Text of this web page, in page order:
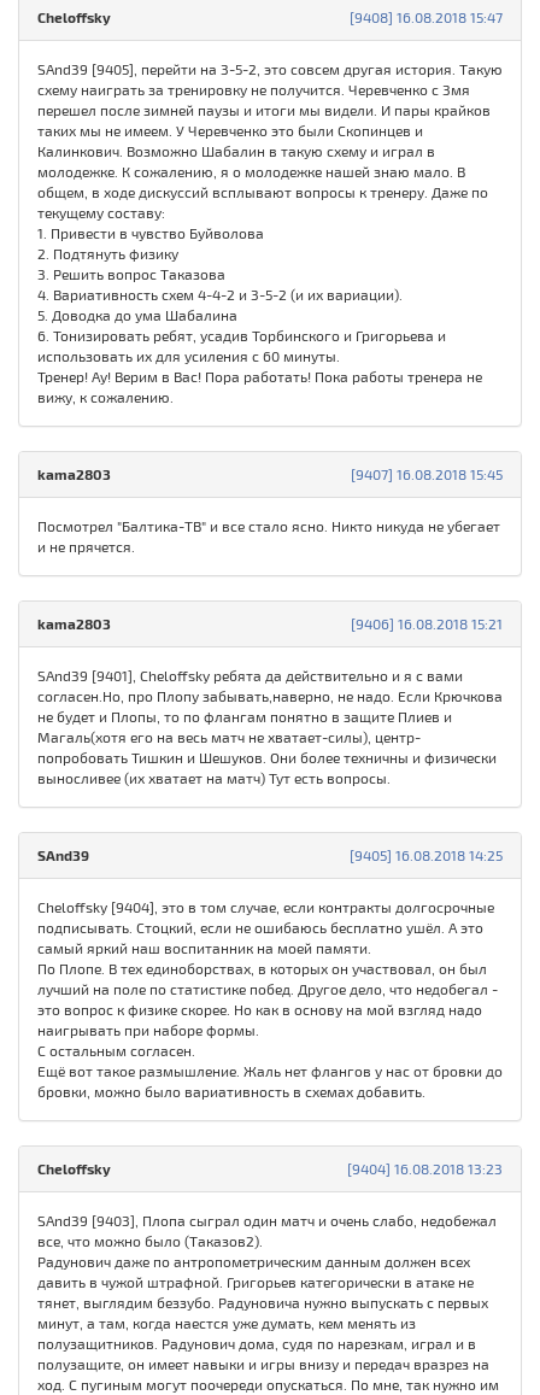
[9408] 16.08.2018 15:47
Cheloffsky
SAnd39 [9405], перейти на 3-5-2, это совсем другая история. Такую
схему наиграть за тренировку не получится. Черевченко с 3мя
перешел после зимней паузы и итоги мы видели. И пары крайков
таких мы не имеем. У Черевченко это были Скопинцев и
Калинкович. Возможно Шабалин в такую схему и играл в
молодежке. К сожалению, я о молодежке нашей знаю мало. В
общем, в ходе дискуссий всплывают вопросы к тренеру. Даже по
текущему составу:
1. Привести в чувство Буйволова
2. Подтянуть физику
3. Решить вопрос Таказова
4. Вариативность схем 4-4-2 и 3-5-2 (и их вариации).
5. Доводка до ума Шабалина
6. Тонизировать ребят, усадив Торбинского и Григорьева и
использовать их для усиления с 60 минуты.
Тренер! Ау! Верим в Вас! Пора работать! Пока работы тренера не
вижу, к сожалению.
[9407] 16.08.2018 15:45
kama2803
Посмотрел "Балтика-ТВ" и все стало ясно. Никто никуда не убегает
и не прячется.
[9406] 16.08.2018 15:21
kama2803
SAnd39 [9401], Cheloffsky ребята да действительно и я с вами
согласен.Но, про Плопу забывать,наверно, не надо. Если Крючкова
не будет и Плопы, то по флангам понятно в защите Плиев и
Магаль(хотя его на весь матч не хватает-силы), центр-
попробовать Тишкин и Шешуков. Они более техничны и физически
выносливее (их хватает на матч) Тут есть вопросы.
[9405] 16.08.2018 14:25
SAnd39
Cheloffsky [9404], это в том случае, если контракты долгосрочные
подписывать. Стоцкий, если не ошибаюсь бесплатно ушёл. А это
самый яркий наш воспитанник на моей памяти.
По Плопе. В тех единоборствах, в которых он участвовал, он был
лучший на поле по статистике побед. Другое дело, что недобегал -
это вопрос к физике скорее. Но как в основу на мой взгляд надо
наигрывать при наборе формы.
С остальным согласен.
Ещё вот такое размышление. Жаль нет флангов у нас от бровки до
бровки, можно было вариативность в схемах добавить.
[9404] 16.08.2018 13:23
Cheloffsky
SAnd39 [9403], Плопа сыграл один матч и очень слабо, недобежал
все, что можно было (Таказов2).
Радунович даже по антропометрическим данным должен всех
давить в чужой штрафной. Григорьев категорически в атаке не
тянет, выглядим беззубо. Радуновича нужно выпускать с первых
минут, а там, когда наестся уже думать, кем менять из
полузащитников. Радунович дома, судя по нарезкам, играл и в
полузащите, он имеет навыки и игры внизу и передач вразрез на
ход. С пугиным могут поочереди опускаться. По мне, так нужно им